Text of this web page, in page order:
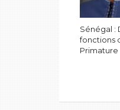
Sénégal :
fonctions
Primature